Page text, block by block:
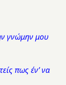
γνώμην μου
πως έν’ να